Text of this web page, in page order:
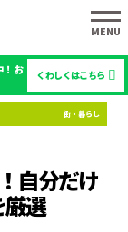
！お
くわしくはこちら
自分だけ
選